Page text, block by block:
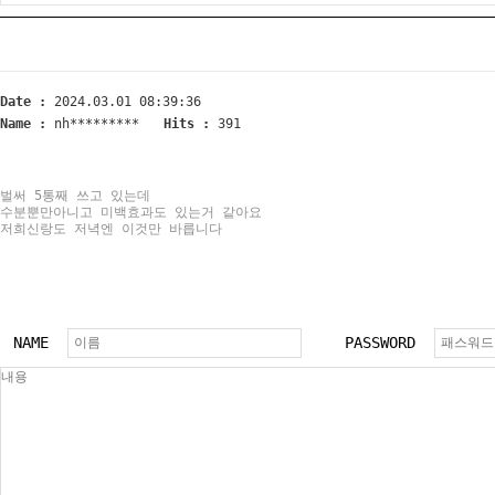
Date :
2024.03.01 08:39:36
Name :
nh********* Hits : 391
벌써 5통째 쓰고 있는데
수분뿐만아니고 미백효과도 있는거 같아요
저희신랑도 저녁엔 이것만 바릅니다
NAME PASSWORD